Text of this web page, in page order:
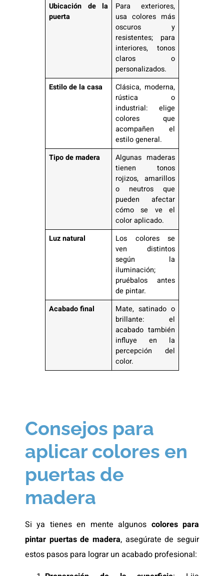
Ubicación de la
puerta
Para exteriores,
usa colores más
oscuros y
resistentes; para
interiores, tonos
claros o
personalizados.
Estilo de la casa
Clásica, moderna,
rústica o
industrial: elige
colores que
acompañen el
estilo general.
Tipo de madera
Algunas maderas
tienen tonos
rojizos, amarillos
o neutros que
pueden afectar
cómo se ve el
color aplicado.
Luz natural
Los colores se
ven distintos
según la
iluminación;
pruébalos antes
de pintar.
Acabado final
Mate, satinado o
brillante: el
acabado también
influye en la
percepción del
color.
Consejos para
aplicar colores en
puertas de
madera
Si ya tienes en mente algunos colores para
pintar puertas de madera, asegúrate de seguir
estos pasos para lograr un acabado profesional: